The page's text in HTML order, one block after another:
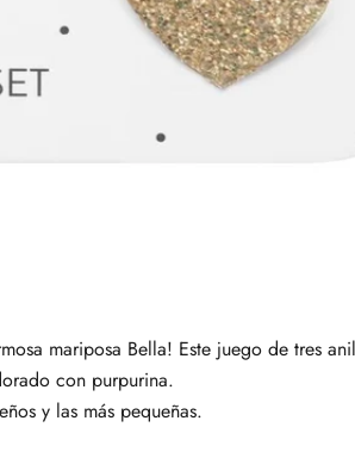
mariposa Bella! Este juego de tres
con purpurina.
y las más pequeñas.